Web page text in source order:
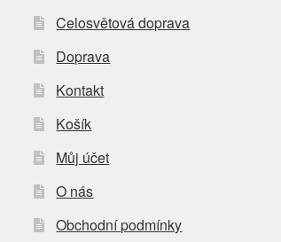
Celosvětová doprava
Doprava
Kontakt
Košík
Můj účet
O nás
Obchodní podmínky